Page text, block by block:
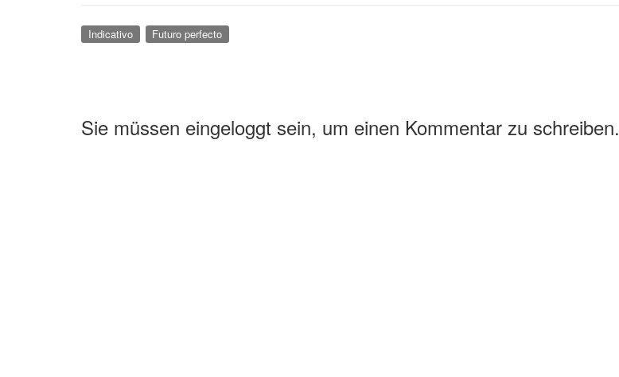
Indicativo Futuro perfecto
Sie müssen eingeloggt sein, um einen Kommentar zu schreiben.